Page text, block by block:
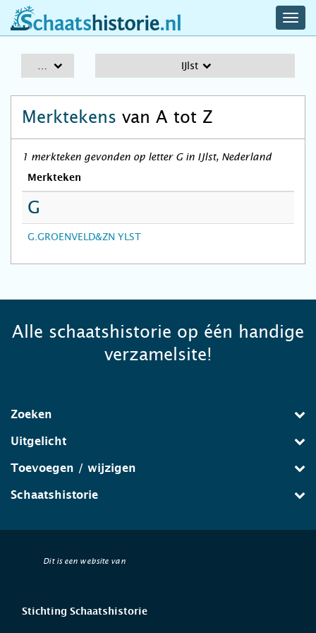
schaatshistorie.nl
IJlst
Merktekens van A tot Z
1 merkteken gevonden op letter G in IJlst, Nederland
Merkteken
G
G.GROENVELD&ZN YLST
Alle schaatshistorie op één handige
verzamelsite!
Zoeken
Uitgelicht
Toevoegen / wijzigen
Schaatshistorie
Dit is een website van
Stichting Schaatshistorie